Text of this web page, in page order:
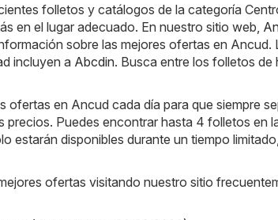
folletos y catálogos de la categoría
en el lugar adecuado. En nuestro sitio web,
sobre las mejores ofertas en Ancud.
incluyen a Abcdin. Busca entre los folletos de
ofertas en Ancud cada día para que siempre
precios. Puedes encontrar hasta 4 folletos en
estarán disponibles durante un tiempo
ofertas visitando nuestro sitio